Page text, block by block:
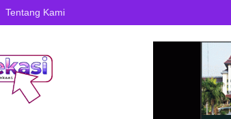
Tentang Kami